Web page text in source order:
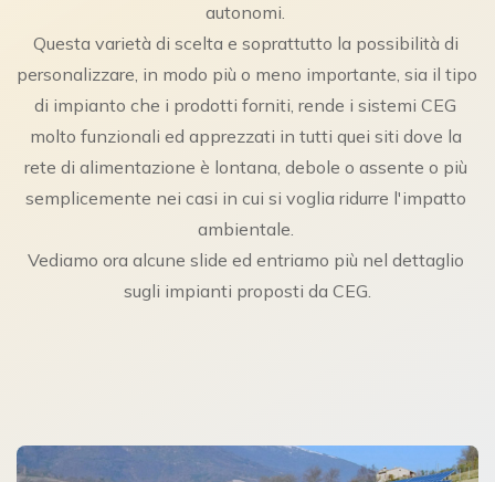
autonomi.
Questa varietà di scelta e soprattutto la possibilità di
personalizzare, in modo più o meno importante, sia il tipo
di impianto che i prodotti forniti, rende i sistemi CEG
molto funzionali ed apprezzati in tutti quei siti dove la
rete di alimentazione è lontana, debole o assente o più
semplicemente nei casi in cui si voglia ridurre l'impatto
ambientale.
Vediamo ora alcune slide ed entriamo più nel dettaglio
sugli impianti proposti da CEG.